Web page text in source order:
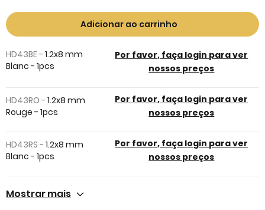
to
the
of
gallery
Adicionar ao carrinho
HD43BE - 1.2x8 mm
Blanc - 1pcs
Por favor, faça login para ver
nossos preços
HD43RO - 1.2x8 mm
Rouge - 1pcs
Por favor, faça login para ver
nossos preços
HD43RS - 1.2x8 mm
Blanc - 1pcs
Por favor, faça login para ver
nossos preços
Mostrar mais